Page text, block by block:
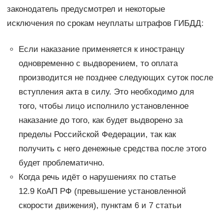
законодатель предусмотрел и некоторые
исключения по срокам неуплаты штрафов ГИБДД:
Если наказание применяется к иностранцу
одновременно с выдворением, то оплата
производится не позднее следующих суток после
вступления акта в силу. Это необходимо для
того, чтобы лицо исполнило установленное
наказание до того, как будет выдворено за
пределы Российской Федерации, так как
получить с него денежные средства после этого
будет проблематично.
Когда речь идёт о нарушениях по статье
12.9 КоАП РФ (превышение установленной
скорости движения), пунктам 6 и 7 статьи